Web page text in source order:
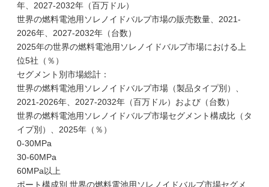
年、2027-2032年（百万ドル）
世界の燃料電池用ソレノイドバルブ市場の販売数量、2021-
2026年、2027-2032年（台数）
2025年の世界の燃料電池用ソレノイドバルブ市場における上
位5社（％）
セグメント別市場総計：
世界の燃料電池用ソレノイドバルブ市場（製品タイプ別）、
2021-2026年、2027-2032年（百万ドル）および（台数）
世界の燃料電池用ソレノイドバルブ市場セグメント構成比（タ
イプ別）、2025年（％）
0-30MPa
30-60MPa
60MPa以上
ポート構成別 世界の燃料電池用ソレノイドバルブ市場セグメ